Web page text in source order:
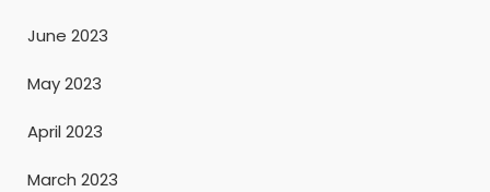
June 2023
May 2023
April 2023
March 2023